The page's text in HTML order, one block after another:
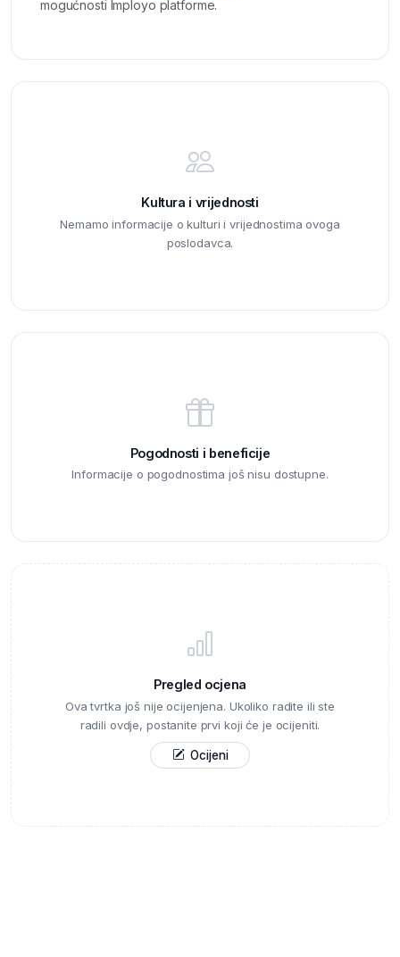
mogućnosti Imployo platforme.
Kultura i vrijednosti
Nemamo informacije o kulturi i vrijednostima ovoga
poslodavca.
Pogodnosti i beneficije
Informacije o pogodnostima još nisu dostupne.
Pregled ocjena
Ova tvrtka još nije ocijenjena. Ukoliko radite ili ste
radili ovdje, postanite prvi koji će je ocijeniti.
Ocijeni